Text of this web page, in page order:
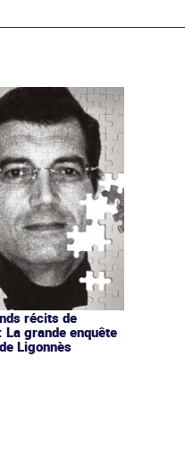
récits de
La grande enquête
Ligonnès